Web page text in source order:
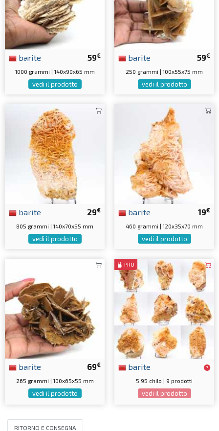
59€
barite
1000 grammi | 140x90x65 mm
vedi il prodotto
59€
barite
250 grammi | 100x55x75 mm
vedi il prodotto
29€
barite
805 grammi | 140x70x55 mm
vedi il prodotto
19€
barite
460 grammi | 120x35x70 mm
vedi il prodotto
69€
barite
265 grammi | 100x65x55 mm
vedi il prodotto
PRO
barite
5.95 chilo | 9 prodotti
vedi il prodotto
RITORNO E CONSEGNA